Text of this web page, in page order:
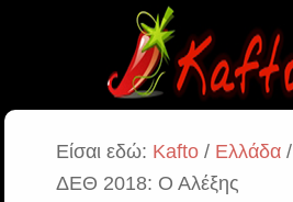
Είσαι εδώ: Kafto/ Ελλάδα/
ΔΕΘ 2018: Ο Αλέξης